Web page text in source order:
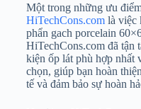
Một trong những ưu
HiTechCons.comlà việc
phẩn gach porcelain
HiTechCons.com đã tận
kiện ốp lát phù hợp nhất
chọn, giúp bạn hoàn
tế và đảm bảo sự hoàn